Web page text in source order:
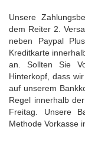
Unsere
dem Reiter 2.
neben Paypal
Kreditkarte
an. Sollten Sie
Hinterkopf, dass
auf unserem
Regel innerhalb
Freitag. Unsere
Methode Vorkasse